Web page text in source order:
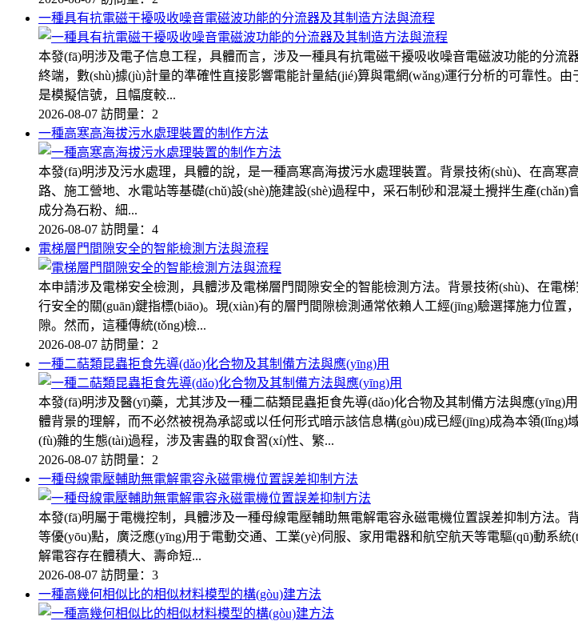
一種具有抗電磁干擾吸收噪音電磁波功能的分流器及其制造方法與流程
本發(fā)明涉及電子信息工程，具體而言，涉及一種具有抗電磁干擾吸收噪音電磁波功能的分流
終端，數(shù)據(jù)計量的準確性直接影響電能計量結(jié)算與電網(wǎng)運行分析的可靠性。
是模擬信號，且幅度較...
2026-08-07 訪問量：2
一種高寒高海拔污水處理裝置的制作方法
本發(fā)明涉及污水處理，具體的說，是一種高寒高海拔污水處理裝置。背景技術(shù)、在高
路、施工營地、水電站等基礎(chǔ)設(shè)施建設(shè)過程中，采石制砂和混凝土攪拌生產
成分為石粉、細...
2026-08-07 訪問量：4
電梯層門間隙安全的智能檢測方法與流程
本申請涉及電梯安全檢測，具體涉及電梯層門間隙安全的智能檢測方法。背景技術(shù)、在電
行安全的關(guān)鍵指標(biāo)。現(xiàn)有的層門間隙檢測通常依賴人工經(jīng)驗選擇施力位
隙。然而，這種傳統(tǒng)檢...
2026-08-07 訪問量：2
一種二萜類昆蟲拒食先導(dǎo)化合物及其制備方法與應(yīng)用
本發(fā)明涉及醫(yī)藥，尤其涉及一種二萜類昆蟲拒食先導(dǎo)化合物及其制備方法與應(yīng)
體背景的理解，而不必然被視為承認或以任何形式暗示該信息構(gòu)成已經(jīng)成為本領
(fù)雜的生態(tài)過程，涉及害蟲的取食習(xí)性、繁...
2026-08-07 訪問量：2
一種母線電壓輔助無電解電容永磁電機位置誤差抑制方法
本發(fā)明屬于電機控制，具體涉及一種母線電壓輔助無電解電容永磁電機位置誤差抑制方法
等優(yōu)點，廣泛應(yīng)用于電動交通、工業(yè)伺服、家用電器和航空航天等電驅(qū)動系
解電容存在體積大、壽命短...
2026-08-07 訪問量：3
一種高幾何相似比的相似材料模型的構(gòu)建方法